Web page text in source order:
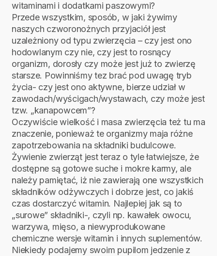
witaminami i dodatkami paszowymi?
Przede wszystkim, sposób, w jaki żywimy
naszych czworonożnych przyjaciół jest
uzależniony od typu zwierzęcia – czy jest ono
hodowlanym czy nie, czy jest to rosnący
organizm, dorosły czy może jest już to zwierzę
starsze. Powinniśmy tez brać pod uwagę tryb
życia- czy jest ono aktywne, bierze udział w
zawodach/wyścigach/wystawach, czy może jest
tzw. „kanapowcem”?
Oczywiście wielkość i masa zwierzęcia też tu ma
znaczenie, ponieważ te organizmy maja różne
zapotrzebowania na składniki budulcowe.
Żywienie zwierząt jest teraz o tyle łatwiejsze, że
dostępne są gotowe suche i mokre karmy, ale
należy pamiętać, iż nie zawierają one wszystkich
składników odżywczych i dobrze jest, co jakiś
czas dostarczyć witamin. Najlepiej jak są to
„surowe” składniki-, czyli np. kawałek owocu,
warzywa, mięso, a niewyprodukowane
chemiczne wersje witamin i innych suplementów.
Niekiedy podajemy swoim pupilom jedzenie z